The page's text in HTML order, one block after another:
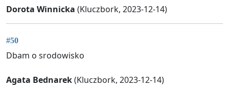
Dorota Winnicka (Kluczbork, 2023-12-14)
#50
Dbam o srodowisko
Agata Bednarek(Kluczbork, 2023-12-14)